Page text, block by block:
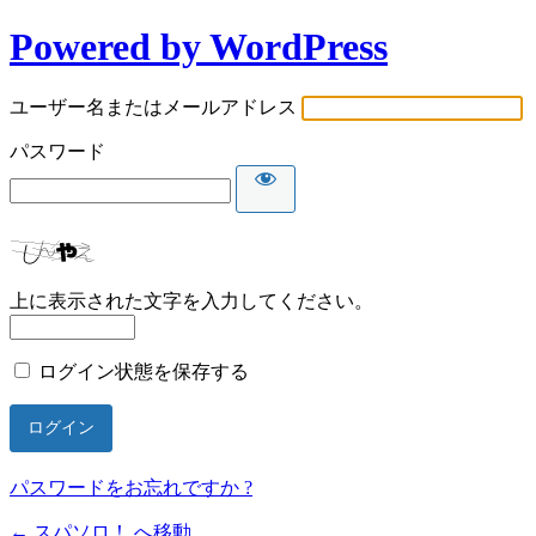
Powered by WordPress
ユーザー名またはメールアドレス
パスワード
上に表示された文字を入力してください。
ログイン状態を保存する
パスワードをお忘れですか ?
← スパソロ！ へ移動